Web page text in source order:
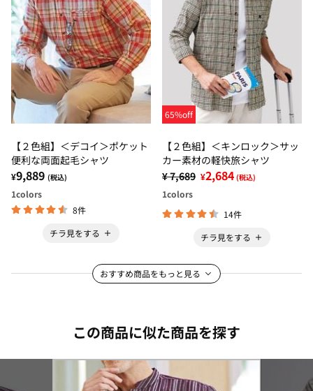
【２色組】＜デコイ＞ポケット
便利な両面起毛シャツ
¥9,889 (税込)
1colors
8件
チラ見をする
65%off
【２色組】＜キンロック＞サッ
カー素材の軽快旅シャツ
¥ 7,689 ¥2,684 (税込)
1colors
14件
チラ見をする
おすすめ商品をもっと見る
この商品に似た商品を探す